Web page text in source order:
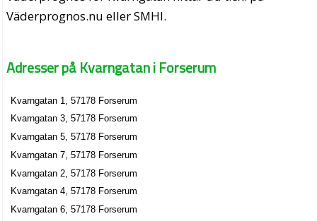
Väderprognos.nu eller SMHI.
Adresser på Kvarngatan i Forserum
Kvarngatan 1, 57178 Forserum
Kvarngatan 3, 57178 Forserum
Kvarngatan 5, 57178 Forserum
Kvarngatan 7, 57178 Forserum
Kvarngatan 2, 57178 Forserum
Kvarngatan 4, 57178 Forserum
Kvarngatan 6, 57178 Forserum